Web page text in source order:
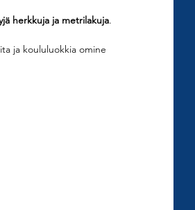
herkkuja ja metrilakuja.
ja koululuokkia omine